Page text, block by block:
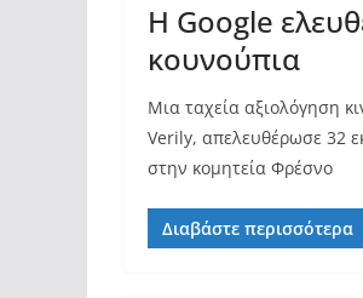
Η Google
κουνούπια
Μια ταχεία αξιολόγηση
Verily, απελευθέρωσε 32
στην κομητεία Φρέσνο
Διαβάστε περισσότερα